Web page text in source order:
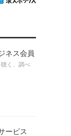
ネス会員
く、調べ
ービス